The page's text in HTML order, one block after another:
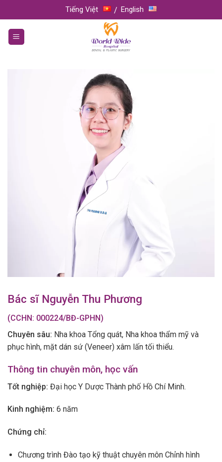
to
content
Tiếng Việt English
Bác sĩ Nguyễn Thu Phương
(CCHN: 000224/BĐ-GPHN)
Chuyên sâu: Nha khoa Tổng quát, Nha khoa thẩm mỹ và
phục hình, mặt dán sứ (Veneer) xâm lấn tối thiểu.
Thông tin chuyên môn, học vấn
Tốt nghiệp: Đại học Y Dược Thành phố Hồ Chí Minh.
Kinh nghiệm: 6 năm
Chứng chỉ:
Chương trình Đào tạo kỹ thuật chuyên môn Chỉnh hình